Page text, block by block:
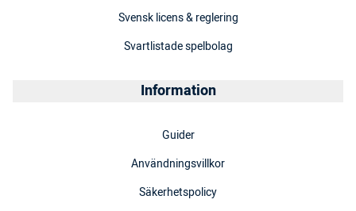
Svensk licens & reglering
Svartlistade spelbolag
Information
Guider
Användningsvillkor
Säkerhetspolicy